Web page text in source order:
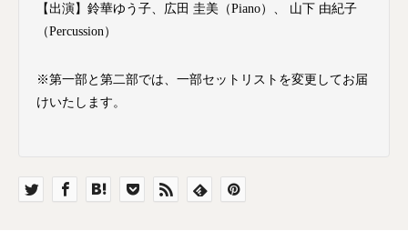
【出演】鈴華ゆう子、広田 圭美（Piano）、 山下 由紀子
（Percussion）
※第一部と第二部では、一部セットリストを変更してお届
けいたします。